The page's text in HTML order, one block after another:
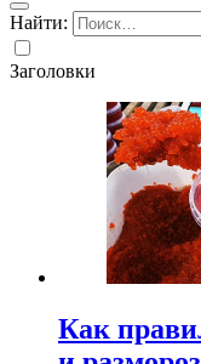
Найти:
Заголовки
Как